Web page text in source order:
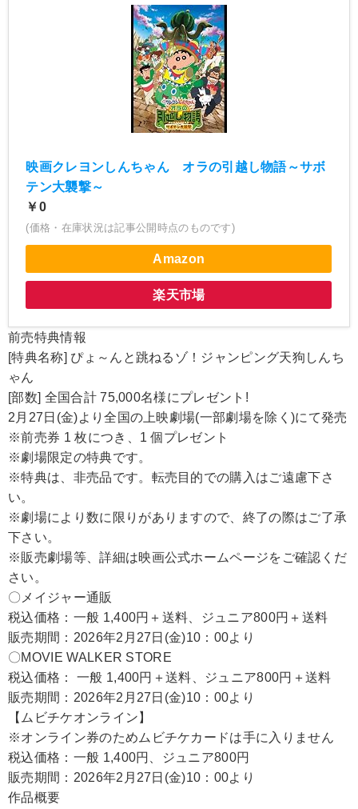
映画クレヨンしんちゃん オラの引越し物語～サボ
テン大襲撃～
￥0
(価格・在庫状況は記事公開時点のものです)
Amazon
楽天市場
前売特典情報
[特典名称] ぴょ～んと跳ねるゾ！ジャンピング天狗しんち
ゃん
[部数] 全国合計 75,000名様にプレゼント!
2月27日(金)より全国の上映劇場(一部劇場を除く)にて発売
※前売券 1 枚につき、1 個プレゼント
※劇場限定の特典です。
※特典は、非売品です。転売目的での購入はご遠慮下さ
い。
※劇場により数に限りがありますので、終了の際はご了承
下さい。
※販売劇場等、詳細は映画公式ホームページをご確認くだ
さい。
〇メイジャー通販
税込価格：一般 1,400円＋送料、ジュニア800円＋送料
販売期間：2026年2月27日(金)10：00より
〇MOVIE WALKER STORE
税込価格： 一般 1,400円＋送料、ジュニア800円＋送料
販売期間：2026年2月27日(金)10：00より
【ムビチケオンライン】
※オンライン券のためムビチケカードは手に入りません
税込価格：一般 1,400円、ジュニア800円
販売期間：2026年2月27日(金)10：00より
作品概要